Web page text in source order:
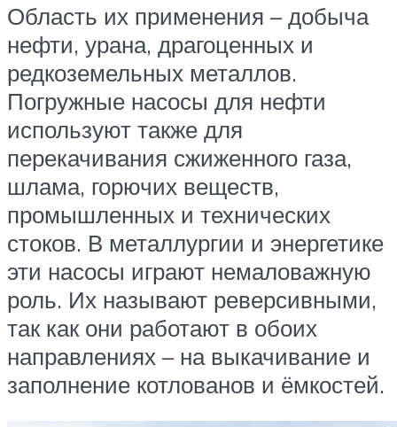
Область их применения – добыча
нефти, урана, драгоценных и
редкоземельных металлов.
Погружные насосы для нефти
используют также для
перекачивания сжиженного газа,
шлама, горючих веществ,
промышленных и технических
стоков. В металлургии и энергетике
эти насосы играют немаловажную
роль. Их называют реверсивными,
так как они работают в обоих
направлениях – на выкачивание и
заполнение котлованов и ёмкостей.